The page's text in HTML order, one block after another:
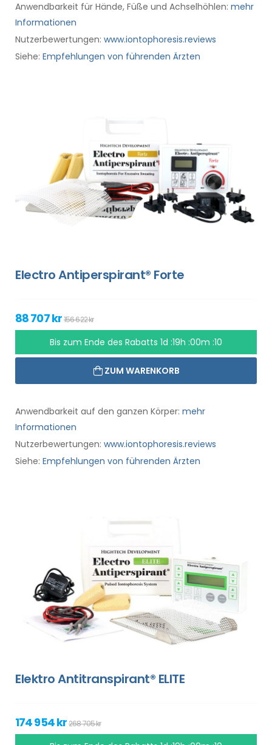
Anwendbarkeit für Hände, Füße und Achselhöhlen: mehr
Informationen
Nutzerbewertungen: www.iontophoresis.reviews
Siehe: Empfehlungen von führenden Ärzten
Electro Antiperspirant® Forte
88 707 kr156 622 kr
Bis zum Ende des Rabatts 1d :19h :00m :10
ZUM WARENKORB
Anwendbarkeit auf den ganzen Körper: mehr
Informationen
Nutzerbewertungen: www.iontophoresis.reviews
Siehe: Empfehlungen von führenden Ärzten
Elektro Antitranspirant® ELITE
174 954 kr268 705 kr